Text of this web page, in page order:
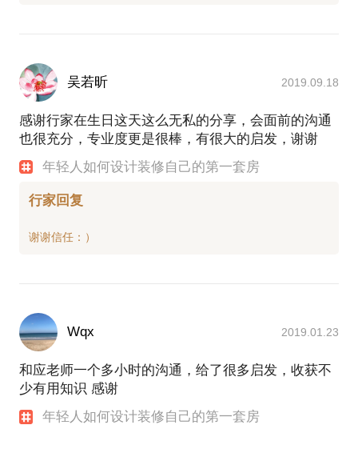
吴若昕 2019.09.18
感谢行家在生日这天这么无私的分享，会面前的沟通
也很充分，专业度更是很棒，有很大的启发，谢谢
年轻人如何设计装修自己的第一套房
行家回复
Wqx 2019.01.23
和应老师一个多小时的沟通，给了很多启发，收获不
少有用知识 感谢
年轻人如何设计装修自己的第一套房